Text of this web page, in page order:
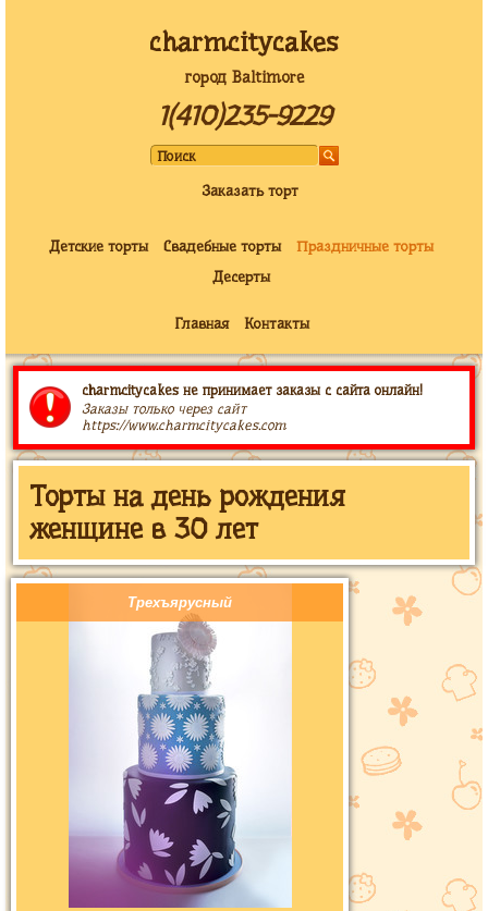
charmcitycakes
город Baltimore
1(410)235-9229
Заказать торт
Детские торты Свадебные торты
Праздничные торты
Десерты
Главная Контакты
charmcitycakes не принимает заказы с сайта онлайн!
Заказы только через сайт
https://www.charmcitycakes.com
Торты на день рождения
женщине в 30 лет
Трехъярусный